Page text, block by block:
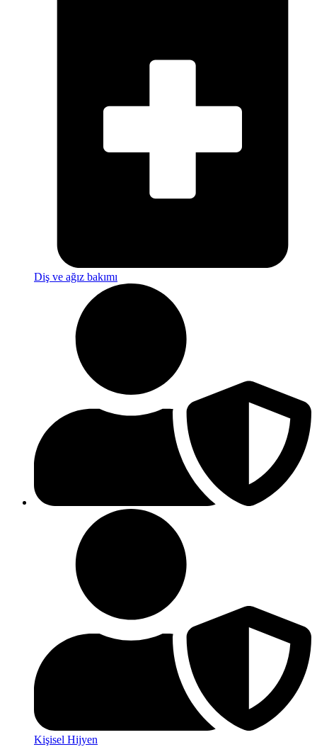
Diş ve ağız bakımı
Kişisel Hijyen